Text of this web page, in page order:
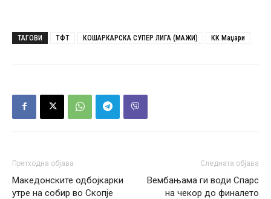
ТАГОВИ ТФТ КОШАРКАРСКА СУПЕР ЛИГА (МАЖИ) КК Маџари
Претходна објава
Македонските одбојкарки
утре на собир во Скопје
Следната објава
Вембањама ги води Спарс
на чекор до финалето